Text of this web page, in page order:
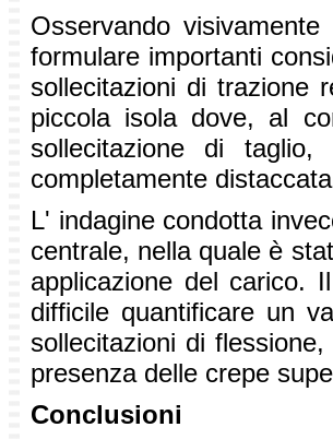
Osservando
formulare importanti
sollecitazioni di trazione
piccola isola dove, al
sollecitazione di
completamente
L' indagine condotta
centrale, nella quale è
applicazione del carico.
difficile quantificare un
sollecitazioni di
presenza delle crepe
Conclusioni